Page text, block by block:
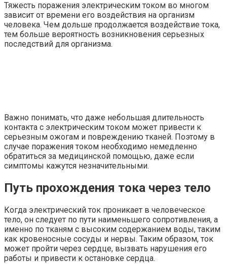
Тяжесть поражения электрическим током во многом
зависит от времени его воздействия на организм
человека. Чем дольше продолжается воздействие тока,
тем больше вероятность возникновения серьезных
последствий для организма.
Важно понимать, что даже небольшая длительность
контакта с электрическим током может привести к
серьезным ожогам и повреждению тканей. Поэтому в
случае поражения током необходимо немедленно
обратиться за медицинской помощью, даже если
симптомы кажутся незначительными.
Путь прохождения тока через тело
Когда электрический ток проникает в человеческое
тело, он следует по пути наименьшего сопротивления, а
именно по тканям с высоким содержанием воды, таким
как кровеносные сосуды и нервы. Таким образом, ток
может пройти через сердце, вызвать нарушения его
работы и привести к остановке сердца.